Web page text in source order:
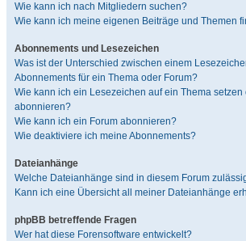
Wie kann ich nach Mitgliedern suchen?
Wie kann ich meine eigenen Beiträge und Themen
Abonnements und Lesezeichen
Was ist der Unterschied zwischen einem
Abonnements für ein Thema oder Forum?
Wie kann ich ein Lesezeichen auf ein Thema setzen
abonnieren?
Wie kann ich ein Forum abonnieren?
Wie deaktiviere ich meine Abonnements?
Dateianhänge
Welche Dateianhänge sind in diesem Forum
Kann ich eine Übersicht all meiner Dateianhänge
phpBB betreffende Fragen
Wer hat diese Forensoftware entwickelt?